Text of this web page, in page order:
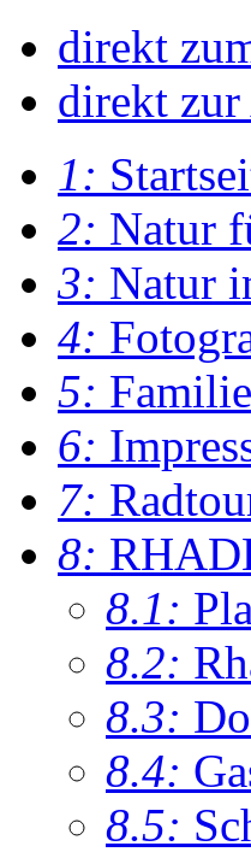
direkt
direkt
1:
2: Natur
3: Natur
4:
5:
6:
7:
8:
8.1:
8.2:
8.3:
8.4:
8.5: